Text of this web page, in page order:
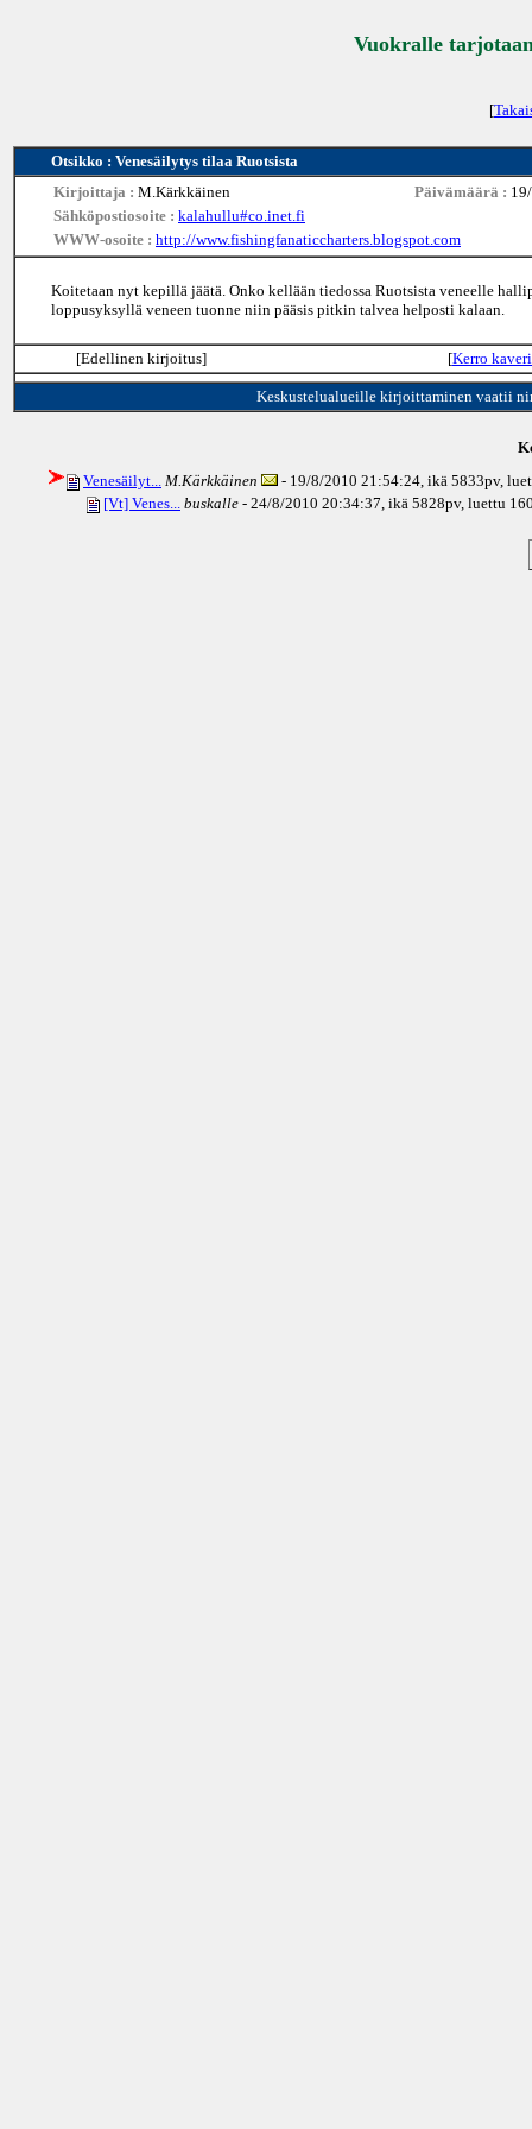
Vuokralle
[
Otsikko : Venesäilytys tilaa Ruotsista
Kirjoittaja : M.Kärkkäinen Päivämäärä :
Sähköpostiosoite : kalahullu#co.inet.fi
WWW-osoite : http://www.fishingfanaticcharters.blogspot.com
Koitetaan nyt kepillä jäätä. Onko kellään tiedossa Ruotsista veneelle
loppusyksyllä veneen tuonne niin pääsis pitkin talvea helposti kalaan.
[Edellinen kirjoitus] [Kerro
Keskustelualueille kirjoittaminen vaatii
Venesäilyt... M.Kärkkäinen - 19/8/2010 21:54:24, ikä 5833pv,
[Vt] Venes... buskalle - 24/8/2010 20:34:37, ikä 5828pv, luettu